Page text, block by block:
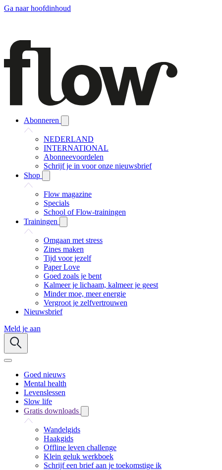
Ga naar hoofdinhoud
Abonneren
NEDERLAND
INTERNATIONAL
Abonneevoordelen
Schrijf je in voor onze nieuwsbrief
Shop
Flow magazine
Specials
School of Flow-trainingen
Trainingen
Omgaan met stress
Zines maken
Tijd voor jezelf
Paper Love
Goed zoals je bent
Kalmeer je lichaam, kalmeer je geest
Minder moe, meer energie
Vergroot je zelfvertrouwen
Nieuwsbrief
Meld je aan
Goed nieuws
Mental health
Levenslessen
Slow life
Gratis downloads
Wandelgids
Haakgids
Offline leven challenge
Klein geluk werkboek
Schrijf een brief aan je toekomstige ik